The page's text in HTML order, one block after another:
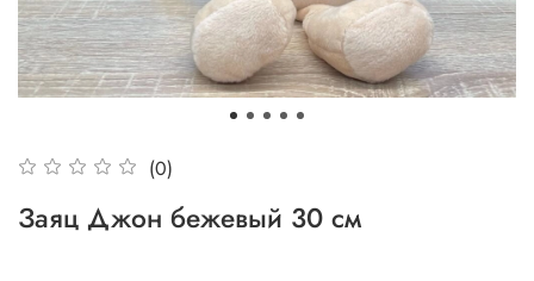
(0)
Заяц Джон бежевый 30 см